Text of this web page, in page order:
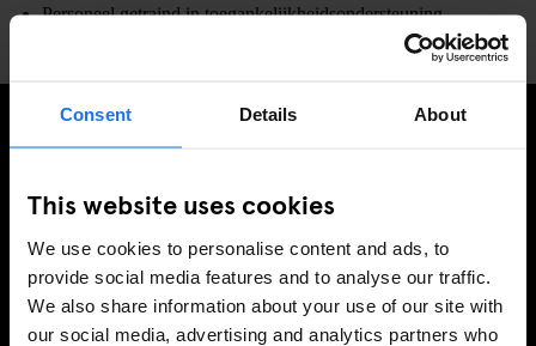
Consent Details About
This website uses cookies
We use cookies to personalise content and ads, to
provide social media features and to analyse our traffic.
We also share information about your use of our site with
our social media, advertising and analytics partners who
Personeel getraind in toegankelijkheidsondersteuning
ONTVANG EXCLUSIEVE AANBIEDINGEN
AANMELDEN